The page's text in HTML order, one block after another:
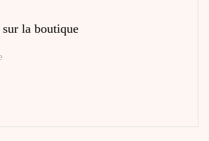
la boutique